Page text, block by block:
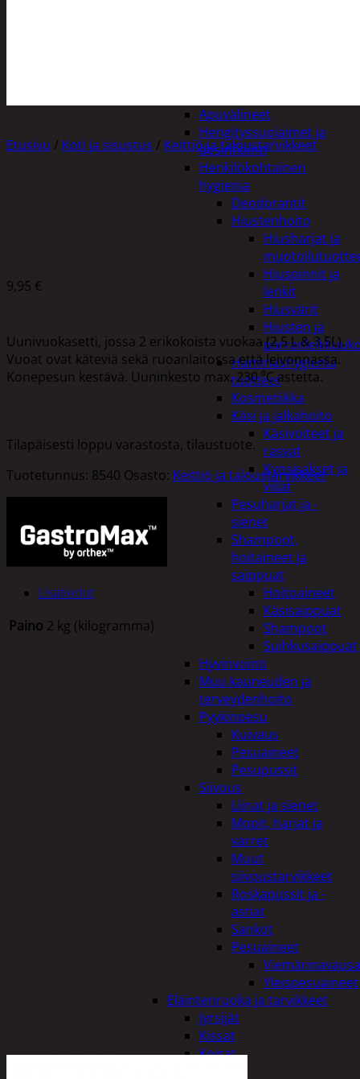
Apuvälineet
Hengityssuojaimet ja
desinfiointi
Henkilökohtainen
hygienia
Deodorantit
Hiustenhoito
Hiusharjat ja
Hiuspinnit ja
lenkit
Hiusvärit
Hiusten ja
Hammashygienia
tuotteet
Kosmetiikka
Käsi ja jalkahoito
Käsivoiteet ja
rasvat
Kynsisakset ja
viilat
Pesuharjat ja -
sienet
Shampoot,
hoitaineet ja
saippuat
Hoitoaineet
Käsisaippuat
Shampoot
Suihkusaippuat
Hyvinvointi
Muu kauneuden ja
terveydenhoito
Pyykinpesu
Kuivaus
Pesuaineet
Pesupussit
Siivous
Liinat ja sienet
Mopit, harjat ja
varret
Muut
siivoustarvikkeet
Roskapussit ja -
astiat
Sankot
Pesuaineet
Yleispesuaineet
Eläintenruoka ja tarvikkeet
Jyrsijät
Kissat
Koirat
Etusivu / Koti ja sisustus / Keittiö ja taloustarvikkeet
9,95 €
Uunivuokasetti, jossa 2 erikokoista vuokaa (2,5 L & 3,5L).
Vuoat ovat käteviä sekä ruoanlaitossa että leivonnassa.
Konepesun kestävä. Uuninkesto max. 230 ⁰C astetta.
Tilapäisesti loppu varastosta, tilaustuote.
Tuotetunnus: 8540 Osasto: Keittiö ja taloustarvikkeet
Lisätiedot
Paino 2 kg (kilogramma)